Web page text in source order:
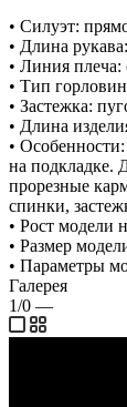
• Силуэт:
• Длина
• Линия
• Тип
• Застежка:
• Длина
•
на подкладке.
прорезные
спинки,
• Рост модели
• Размер
• Параметры
Галерея
1/0 —